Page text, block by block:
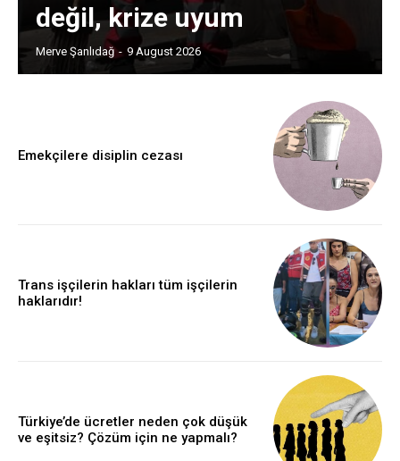
değil, krize uyum
Merve Şanlıdağ - 9 August 2026
Emekçilere disiplin cezası
Trans işçilerin hakları tüm işçilerin
haklarıdır!
Türkiye’de ücretler neden çok düşük
ve eşitsiz? Çözüm için ne yapmalı?